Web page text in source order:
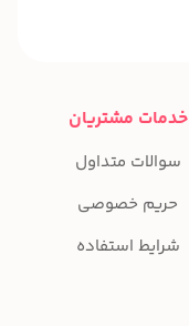
خدمات مشتریان
سوالات متداول
حریم خصوصی
شرایط استفاده